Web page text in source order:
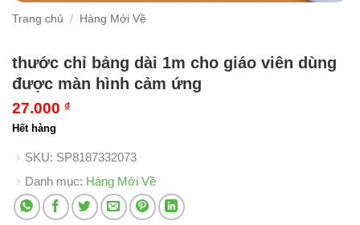
Trang chủ / Hàng Mới Về
thước chỉ bảng dài 1m cho giáo viên dùng
được màn hình cảm ứng
27.000 ₫
Hết hàng
SKU: SP8187332073
Danh mục: Hàng Mới Về